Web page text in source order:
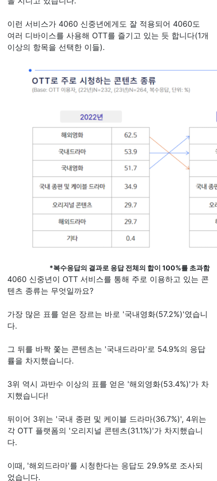
이런 서비스가 4060 신중년에게도 잘 적용되어 4060도
여러 디바이스를 사용해 OTT를 즐기고 있는 듯 합니다(1개
이상의 항목을 선택한 이들).
*복수응답의 결과로 응답 전체의 합이 100%를 초과함
4060 신중년이 OTT 서비스를 통해 주로 이용하고 있는 콘
텐츠 종류는 무엇일까요?
가장 많은 표를 얻은 장르는 바로 '국내영화(57.2%)'였습니
다.
그 뒤를 바짝 쫓는 콘텐츠는 '국내드라마'로 54.9%의 응답
률을 차지했습니다.
3위 역시 과반수 이상의 표를 얻은 '해외영화(53.4%)'가 차
지했습니다!
뒤이어 3위는 '국내 종편 및 케이블 드라마(36.7%)', 4위는
각 OTT 플랫폼의 '오리지널 콘텐츠(31.1%)'가 차지했습니
다.
이때, '해외드라마'를 시청한다는 응답도 29.9%로 조사되
었습니다.